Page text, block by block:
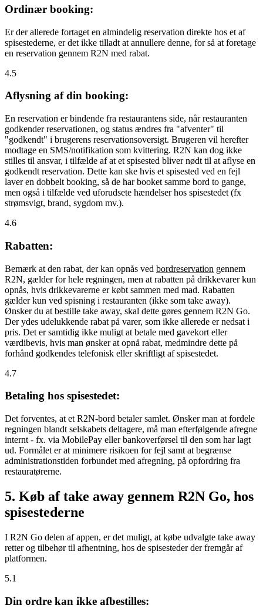
Ordinær booking:
Er der allerede fortaget en almindelig reservation direkte hos et af
spisestederne, er det ikke tilladt at annullere denne, for så at foretage
en reservation gennem R2N med rabat.
4.5
Aflysning af din booking:
En reservation er bindende fra restaurantens side, når restauranten
godkender reservationen, og status ændres fra "afventer" til
"godkendt" i brugerens reservationsoversigt. Brugeren vil herefter
modtage en SMS/notifikation som kvittering. R2N kan dog ikke
stilles til ansvar, i tilfælde af at et spisested bliver nødt til at aflyse en
godkendt reservation. Dette kan ske hvis et spisested ved en fejl
laver en dobbelt booking, så de har booket samme bord to gange,
men også i tilfælde ved uforudsete hændelser hos spisestedet (fx
strømsvigt, brand, sygdom mv.).
4.6
Rabatten:
Bemærk at den rabat, der kan opnås ved bordreservation gennem
R2N, gælder for hele regningen, men at rabatten på drikkevarer kun
opnås, hvis drikkevarerne er købt sammen med mad. Rabatten
gælder kun ved spisning i restauranten (ikke som take away).
Ønsker du at bestille take away, skal dette gøres gennem R2N Go.
Der ydes udelukkende rabat på varer, som ikke allerede er nedsat i
pris. Det er samtidig ikke muligt at betale med gavekort eller
værdibevis, hvis man ønsker at opnå rabat, medmindre dette på
forhånd godkendes telefonisk eller skriftligt af spisestedet.
4.7
Betaling hos spisestedet:
Det forventes, at et R2N-bord betaler samlet. Ønsker man at fordele
regningen blandt selskabets deltagere, må man efterfølgende afregne
internt - fx. via MobilePay eller bankoverførsel til den som har lagt
ud. Formålet er at minimere risikoen for fejl samt at begrænse
administrationstiden forbundet med afregning, på opfordring fra
restauratørerne.
5. Køb af take away gennem R2N Go, hos
spisestederne
I R2N Go delen af appen, er det muligt, at købe udvalgte take away
retter og tilbehør til afhentning, hos de spisesteder der fremgår af
platformen.
5.1
Din ordre kan ikke afbestilles: